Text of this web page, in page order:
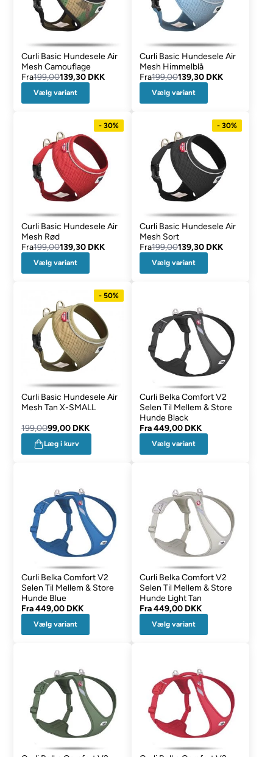
Curli Basic Hundesele Air
Mesh Camouflage
Fra199,00139,30 DKK
Vælg variant
Curli Basic Hundesele Air
Mesh Himmelblå
Fra199,00139,30 DKK
Vælg variant
- 30%
Curli Basic Hundesele Air
Mesh Rød
Fra199,00139,30 DKK
Vælg variant
- 30%
Curli Basic Hundesele Air
Mesh Sort
Fra199,00139,30 DKK
Vælg variant
- 50%
Curli Basic Hundesele Air
Mesh Tan X-SMALL
199,0099,00 DKK
Læg i kurv
Curli Belka Comfort V2
Selen Til Mellem & Store
Hunde Black
Fra449,00 DKK
Vælg variant
Curli Belka Comfort V2
Selen Til Mellem & Store
Hunde Blue
Fra449,00 DKK
Vælg variant
Curli Belka Comfort V2
Selen Til Mellem & Store
Hunde Light Tan
Fra449,00 DKK
Vælg variant